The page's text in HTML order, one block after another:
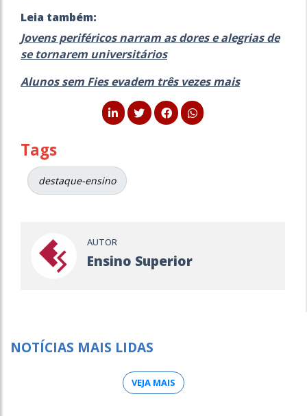
Leia também:
Jovens periféricos narram as dores e alegrias de
se tornarem universitários
Alunos sem Fies evadem três vezes mais
Tags
destaque-ensino
AUTOR
Ensino Superior
NOTÍCIAS MAIS LIDAS
VEJA MAIS